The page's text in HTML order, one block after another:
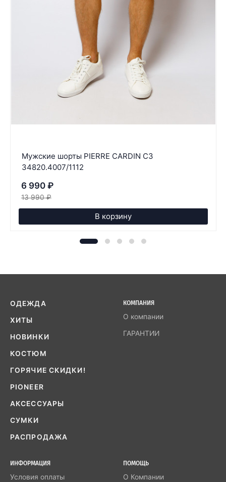
Мужские шорты PIERRE CARDIN C3
34820.4007/1112
6 990 ₽
13 990 ₽
В корзину
ОДЕЖДА
ХИТЫ
НОВИНКИ
КОСТЮМ
ГОРЯЧИЕ СКИДКИ!
PIONEER
АКСЕССУАРЫ
СУМКИ
РАСПРОДАЖА
КОМПАНИЯ
О компании
ГАРАНТИИ
ИНФОРМАЦИЯ
Условия оплаты
ПОМОЩЬ
О Компании